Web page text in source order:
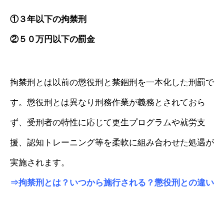
①３年以下の拘禁刑
②５０万円以下の罰金
拘禁刑とは以前の懲役刑と禁錮刑を一本化した刑罰で
す。懲役刑とは異なり刑務作業が義務とされておら
ず、受刑者の特性に応じて更生プログラムや就労支
援、認知トレーニング等を柔軟に組み合わせた処遇が
実施されます。
⇒拘禁刑とは？いつから施行される？懲役刑との違い